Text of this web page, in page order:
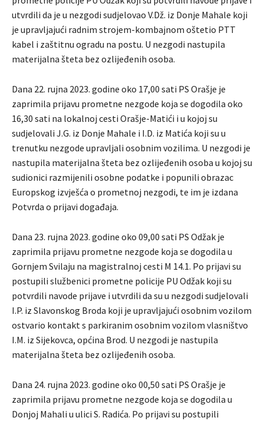
utvrdili da je u nezgodi sudjelovao V.Dž. iz Donje Mahale koji
je upravljajući radnim strojem-kombajnom oštetio PTT
kabel i zaštitnu ogradu na postu. U nezgodi nastupila
materijalna šteta bez ozlijeđenih osoba.
Dana 22. rujna 2023. godine oko 17,00 sati PS Orašje je
zaprimila prijavu prometne nezgode koja se dogodila oko
16,30 sati na lokalnoj cesti Orašje-Matići i u kojoj su
sudjelovali J.G. iz Donje Mahale i I.D. iz Matića koji su u
trenutku nezgode upravljali osobnim vozilima. U nezgodi je
nastupila materijalna šteta bez ozlijeđenih osoba u kojoj su
sudionici razmijenili osobne podatke i popunili obrazac
Europskog izvješća o prometnoj nezgodi, te im je izdana
Potvrda o prijavi događaja.
Dana 23. rujna 2023. godine oko 09,00 sati PS Odžak je
zaprimila prijavu prometne nezgode koja se dogodila u
Gornjem Svilaju na magistralnoj cesti M 14.1. Po prijavi su
postupili službenici prometne policije PU Odžak koji su
potvrdili navode prijave i utvrdili da su u nezgodi sudjelovali
I.P. iz Slavonskog Broda koji je upravljajući osobnim vozilom
ostvario kontakt s parkiranim osobnim vozilom vlasništvo
I.M. iz Sijekovca, općina Brod. U nezgodi je nastupila
materijalna šteta bez ozlijeđenih osoba.
Dana 24. rujna 2023. godine oko 00,50 sati PS Orašje je
zaprimila prijavu prometne nezgode koja se dogodila u
Donjoj Mahali u ulici S. Radića. Po prijavi su postupili